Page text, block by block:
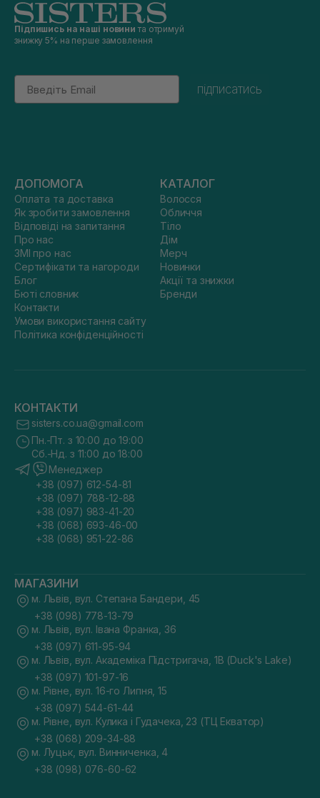
Підпишись на наші новини та отримуй
знижку 5% на перше замовлення
Email
підписатись
ДОПОМОГА
Оплата та доставка
Як зробити замовлення
Відповіді на запитання
Про нас
ЗМІ про нас
Сертифікати та нагороди
Блог
Бюті словник
Контакти
Умови використання сайту
Політика конфіденційності
КАТАЛОГ
Волосся
Обличчя
Тіло
Дім
Мерч
Новинки
Акції та знижки
Бренди
КОНТАКТИ
sisters.co.ua@gmail.com
Пн.-Пт. з 10:00 до 19:00
Сб.-Нд. з 11:00 до 18:00
Менеджер
+38 (097) 612-54-81
+38 (097) 788-12-88
+38 (097) 983-41-20
+38 (068) 693-46-00
+38 (068) 951-22-86
МАГАЗИНИ
м. Львів, вул. Степана Бандери, 45
+38 (098) 778-13-79
м. Львів, вул. Івана Франка, 36
+38 (097) 611-95-94
м. Львів, вул. Академіка Підстригача, 1В (Duck's Lake)
+38 (097) 101-97-16
м. Рівне, вул. 16-го Липня, 15
+38 (097) 544-61-44
м. Рівне, вул. Кулика і Гудачека, 23 (ТЦ Екватор)
+38 (068) 209-34-88
м. Луцьк, вул. Винниченка, 4
+38 (098) 076-60-62